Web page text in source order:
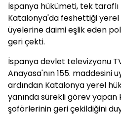
İspanya hükümeti, tek taraflı
Katalonya'da feshettiği
üyelerine daimi eşlik eden
geri çekti.
İspanya devlet televizyonu
Anayasa'nın 155. maddesini
ardından Katalonya yerel
yanında sürekli görev
şoförlerinin geri çekildiğini